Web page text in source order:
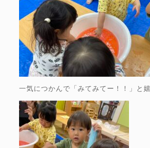
一気につかんで「みてみてー！！」と